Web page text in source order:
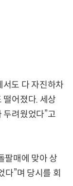
서도 다 자진하차
떨어졌다. 세상
두려웠었다”고
팔매에 맞아 상
다”며 당시를 회